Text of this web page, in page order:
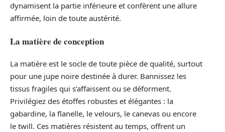
dynamisent la partie inférieure et confèrent une allure
affirmée, loin de toute austérité.
La matière de conception
La matière est le socle de toute pièce de qualité, surtout
pour une jupe noire destinée à durer. Bannissez les
tissus fragiles qui s’affaissent ou se déforment.
Privilégiez des étoffes robustes et élégantes : la
gabardine, la flanelle, le velours, le canevas ou encore
le twill. Ces matières résistent au temps, offrent un